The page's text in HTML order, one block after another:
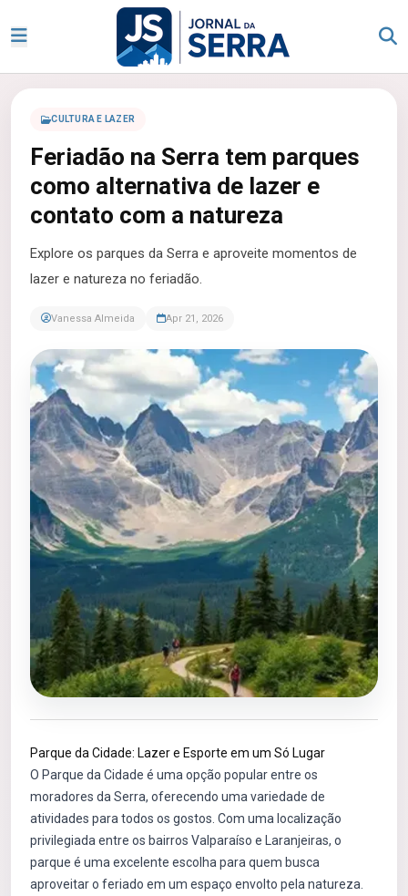
CULTURA E LAZER
Feriadão na Serra tem parques
como alternativa de lazer e
contato com a natureza
Explore os parques da Serra e aproveite momentos de
lazer e natureza no feriadão.
Vanessa Almeida Apr 21, 2026
Parque da Cidade: Lazer e Esporte em um Só Lugar
O Parque da Cidade é uma opção popular entre os
moradores da Serra, oferecendo uma variedade de
atividades para todos os gostos. Com uma localização
privilegiada entre os bairros Valparaíso e Laranjeiras, o
parque é uma excelente escolha para quem busca
aproveitar o feriado em um espaço envolto pela natureza.